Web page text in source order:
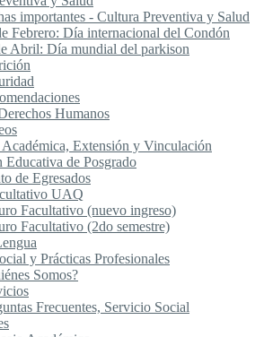
importantes - Cultura Preventiva y Salud
Febrero: Día internacional del Condón
Abril: Día mundial del parkison
Humanos
Extensión y Vinculación
Educativa de Posgrado
de Egresados
UAQ
Facultativo (nuevo ingreso)
Facultativo (2do semestre)
y Prácticas Profesionales
Somos?
Frecuentes, Servicio Social